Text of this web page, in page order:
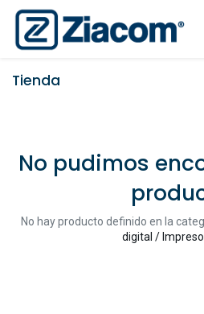
Tienda
No pudimos
No hay producto definido en la
digital /